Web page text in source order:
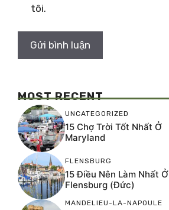
tôi.
MOST RECENT
UNCATEGORIZED
15 Chợ Trời Tốt Nhất Ở
Maryland
FLENSBURG
15 Điều Nên Làm Nhất Ở
Flensburg (Đức)
MANDELIEU-LA-NAPOULE